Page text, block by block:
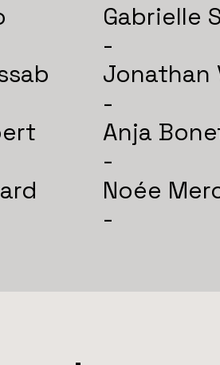
Gabrielle
-
Jonathan
-
Anja
-
Noée
-